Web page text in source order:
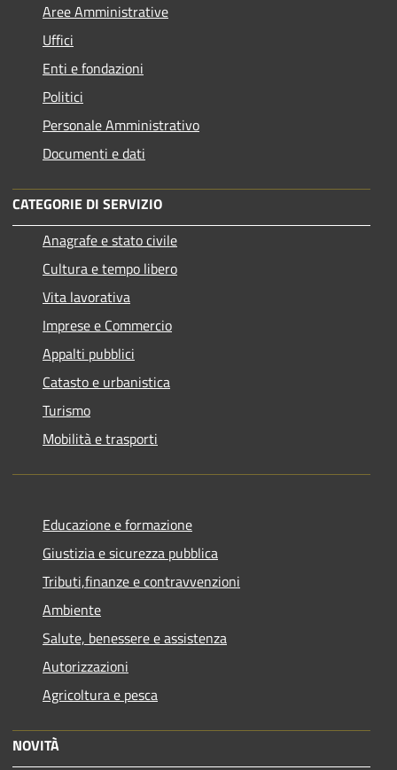
Aree Amministrative
Uffici
Enti e fondazioni
Politici
Personale Amministrativo
Documenti e dati
CATEGORIE DI SERVIZIO
Anagrafe e stato civile
Cultura e tempo libero
Vita lavorativa
Imprese e Commercio
Appalti pubblici
Catasto e urbanistica
Turismo
Mobilità e trasporti
Educazione e formazione
Giustizia e sicurezza pubblica
Tributi,finanze e contravvenzioni
Ambiente
Salute, benessere e assistenza
Autorizzazioni
Agricoltura e pesca
NOVITÀ